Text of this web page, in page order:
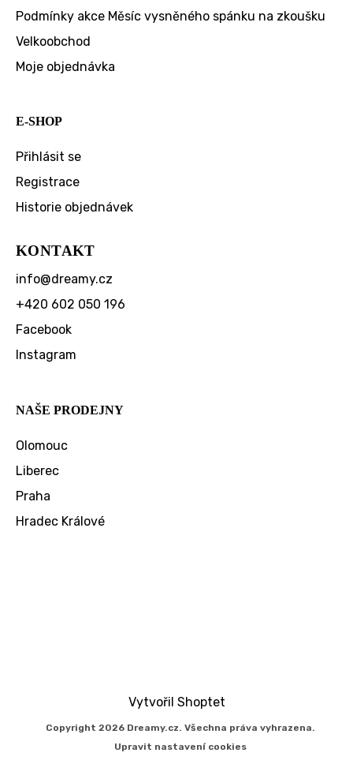
Podmínky akce Měsíc vysněného spánku na zkoušku
Velkoobchod
Moje objednávka
E-SHOP
Přihlásit se
Registrace
Historie objednávek
KONTAKT
info@dreamy.cz
+420 602 050 196
Facebook
Instagram
NAŠE PRODEJNY
Olomouc
Liberec
Praha
Hradec Králové
Vytvořil Shoptet
Copyright 2026 Dreamy.cz. Všechna práva vyhrazena.
Upravit nastavení cookies